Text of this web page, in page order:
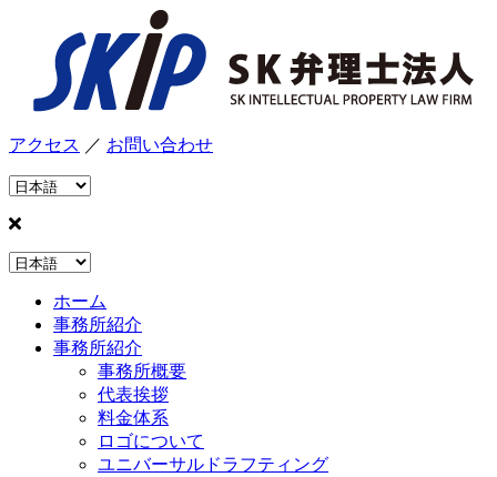
アクセス ／ お問い合わせ
ホーム
事務所紹介
事務所紹介
事務所概要
代表挨拶
料金体系
ロゴについて
ユニバーサルドラフティング